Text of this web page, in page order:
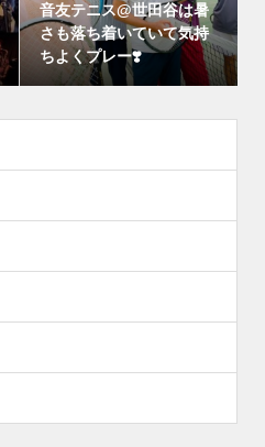
音友テニス@世田谷は暑
さも落ち着いていて気持
ちよくプレー❣️